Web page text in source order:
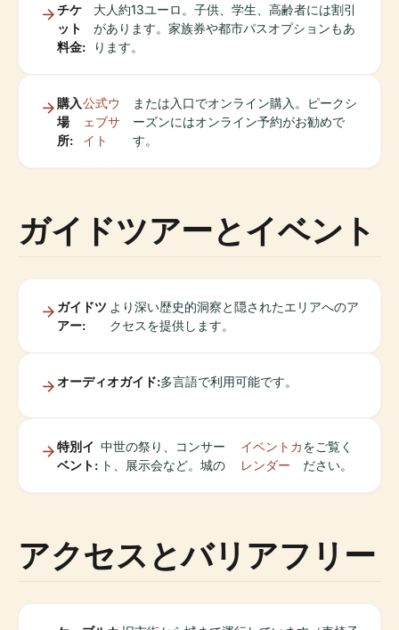
チケ
ット
料金:
大人約13ユーロ。子供、学生、高齢者には割引
があります。家族券や都市パスオプションもあ
ります。
購入
場
所:
公式ウ
ェブサ
イト
または入口でオンライン購入。ピークシ
ーズンにはオンライン予約がお勧めで
す。
ガイドツアーとイベント
ガイドツ
アー:
より深い歴史的洞察と隠されたエリアへのア
クセスを提供します。
オーディオガイド:多言語で利用可能です。
特別イ
ベント:
中世の祭り、コンサー
ト、展示会など。城の
イベントカ
レンダー
をご覧く
ださい。
アクセスとバリアフリー